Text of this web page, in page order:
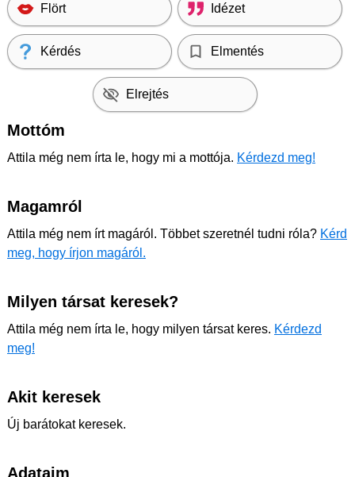
Flört Idézet
Kérdés Elmentés
Elrejtés
Mottóm
Attila még nem írta le, hogy mi a mottója. Kérdezd meg!
Magamról
Attila még nem írt magáról. Többet szeretnél tudni róla? Kérd
meg, hogy írjon magáról.
Milyen társat keresek?
Attila még nem írta le, hogy milyen társat keres. Kérdezd
meg!
Akit keresek
Új barátokat keresek.
Adataim